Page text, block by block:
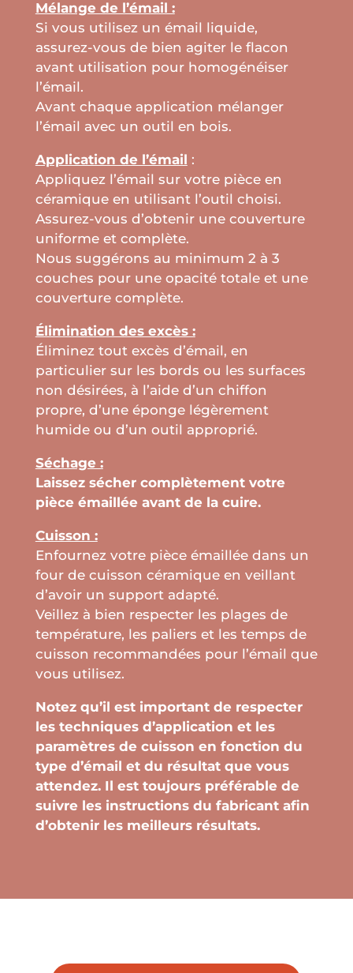
Mélange de l’émail :
Si vous utilisez un émail liquide,
assurez-vous de bien agiter le flacon
avant utilisation pour homogénéiser
l’émail.
Avant chaque application mélanger
l’émail avec un outil en bois.
Application de l’émail :
Appliquez l’émail sur votre pièce en
céramique en utilisant l’outil choisi.
Assurez-vous d’obtenir une couverture
uniforme et complète.
Nous suggérons au minimum 2 à 3
couches pour une opacité totale et une
couverture complète.
Élimination des excès :
Éliminez tout excès d’émail, en
particulier sur les bords ou les surfaces
non désirées, à l’aide d’un chiffon
propre, d’une éponge légèrement
humide ou d’un outil approprié.
Séchage :
Laissez sécher complètement votre
pièce émaillée avant de la cuire.
Cuisson :
Enfournez votre pièce émaillée dans un
four de cuisson céramique en veillant
d’avoir un support adapté.
Veillez à bien respecter les plages de
température, les paliers et les temps de
cuisson recommandées pour l’émail que
vous utilisez.
Notez qu’il est important de respecter
les techniques d’application et les
paramètres de cuisson en fonction du
type d’émail et du résultat que vous
attendez. Il est toujours préférable de
suivre les instructions du fabricant afin
d’obtenir les meilleurs résultats.